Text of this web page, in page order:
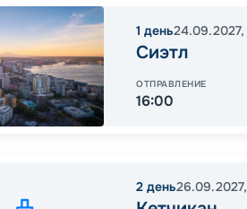
1 день24.09.2027,
Сиэтл
ОТПРАВЛЕНИЕ
16:00
2 день26.09.2027,